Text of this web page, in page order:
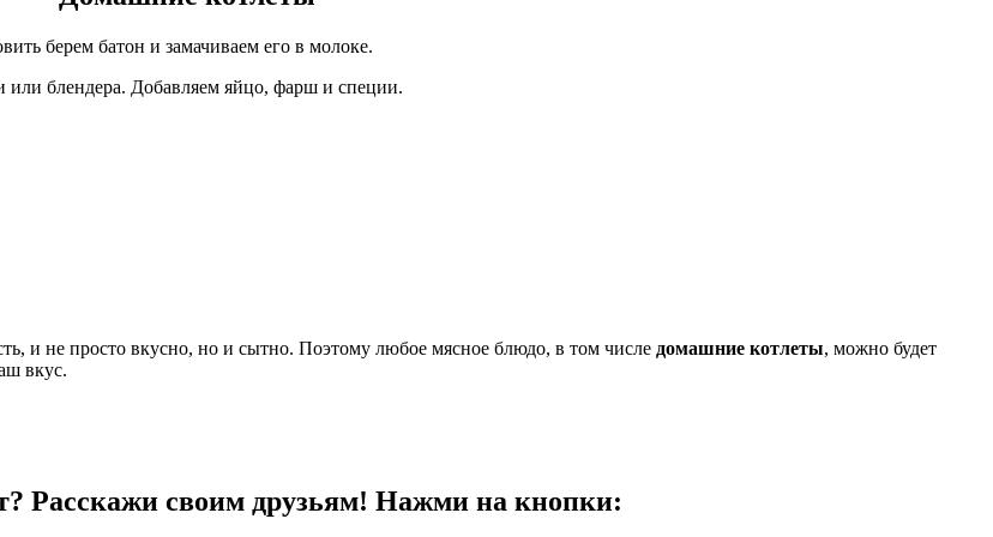
берем батон и замачиваем его в молоке.
блендера. Добавляем яйцо, фарш и специи.
и не просто вкусно, но и сытно. Поэтому любое мясное блюдо, в том числе домашние котлеты, можно будет
вкус.
Расскажи своим друзьям! Нажми на кнопки: